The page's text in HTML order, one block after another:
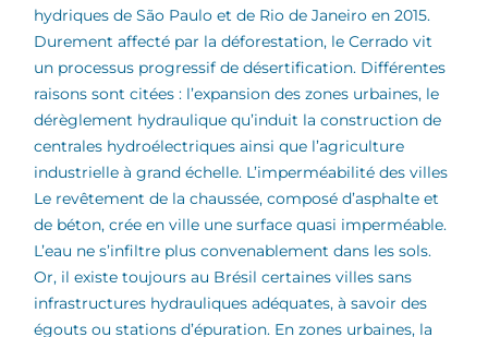
hydriques de São Paulo et de Rio de Janeiro en 2015.
Durement affecté par la déforestation, le Cerrado vit
un processus progressif de désertification. Différentes
raisons sont citées : l’expansion des zones urbaines, le
dérèglement hydraulique qu’induit la construction de
centrales hydroélectriques ainsi que l’agriculture
industrielle à grand échelle. L’imperméabilité des villes
Le revêtement de la chaussée, composé d’asphalte et
de béton, crée en ville une surface quasi imperméable.
L’eau ne s’infiltre plus convenablement dans les sols.
Or, il existe toujours au Brésil certaines villes sans
infrastructures hydrauliques adéquates, à savoir des
égouts ou stations d’épuration. En zones urbaines, la